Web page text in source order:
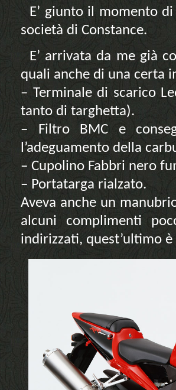
E’ giunto il momento
società di Constance.
E’ arrivata da me già
quali anche di una certa
– Terminale di scarico
tanto di targhetta).
– Filtro BMC e
l’adeguamento della
– Cupolino Fabbri nero
– Portatarga rialzato.
Aveva anche un
alcuni complimenti
indirizzati, quest’ultimo